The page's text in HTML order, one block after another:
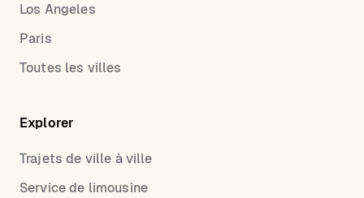
Los Angeles
Paris
Toutes les villes
Explorer
Trajets de ville à ville
Service de limousine